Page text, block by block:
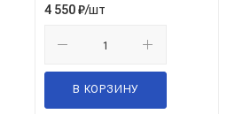
4 550₽/шт
В КОРЗИНУ